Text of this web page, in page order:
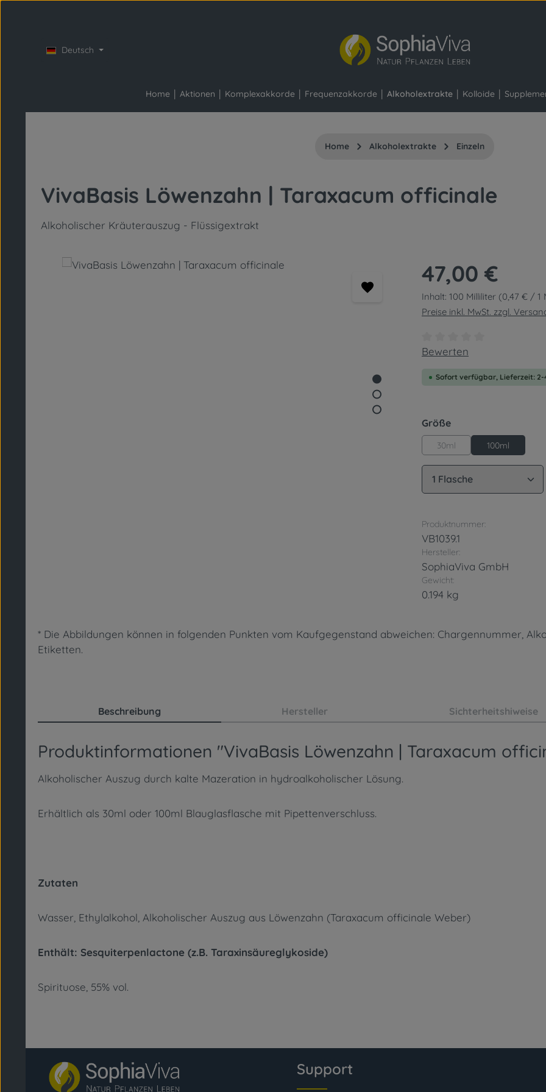
Deutsch
Home Aktionen Komplexakkorde Frequenzakkorde Alkoholextrakte Kolloide
Home Alkoholextrakte Einzeln
VivaBasis Löwenzahn | Taraxacum officinale
Alkoholischer Kräuterauszug - Flüssigextrakt
Bildergalerie überspringen Regulärer Preis:
47,00 €
Inhalt: 100 Milliliter (0,47 € / 1
Preise inkl. MwSt. zzgl.
Durchschnittliche
Bewerten
Sofort verfügbar, Lieferzeit: 2-
Größeauswählen
30ml 100ml
Produkt Anzahl:
Produktnummer:
VB1039.1
Hersteller:
SophiaViva GmbH
Gewicht:
0.194 kg
* Die Abbildungen können in folgenden Punkten vom Kaufgegenstand abweichen: Chargennummer,
Etiketten.
Beschreibung Hersteller Sichterheitshiweise
Produktinformationen "VivaBasis Löwenzahn | Taraxacum
Alkoholischer Auszug durch kalte Mazeration in hydroalkoholischer Lösung.
Erhältlich als 30ml oder 100ml Blauglasflasche mit Pipettenverschluss.
Zutaten
Wasser, Ethylalkohol, Alkoholischer Auszug aus Löwenzahn (Taraxacum officinale Weber)
Enthält: Sesquiterpenlactone (z.B. Taraxinsäureglykoside)
Spirituose, 55% vol.
Support